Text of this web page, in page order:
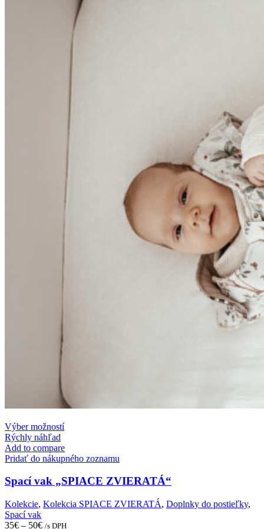
Výber možnostíThis
has
multiple
The
may
be
chosen
Rýchly náhľad
Add to compare
Pridať do nákupného zoznamu
Spací vak „SPIACE ZVIERATÁ“
Kolekcie, Kolekcia SPIACE ZVIERATÁ, Doplnky do postieľky,
Spací vak
35€ – 50€ /s DPH